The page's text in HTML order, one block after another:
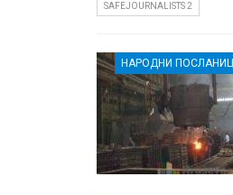
SAFEJOURNALISTS 2